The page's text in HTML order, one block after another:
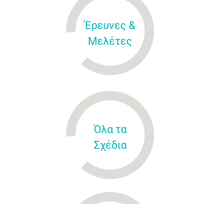
Έρευνες &
Μελέτες
Όλα τα
Σχέδια